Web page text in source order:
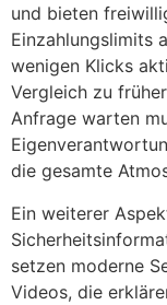
und bieten
Einzahlungslimits
wenigen Klicks
Vergleich zu
Anfrage warten
die gesamte
Ein weiterer
setzen moderne
Videos, die